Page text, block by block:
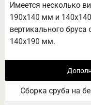
Имеется несколько
190х140 мм и
вертикального
140х190 мм.
Сборка сруба на